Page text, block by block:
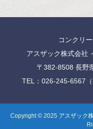
コンクリ
アスザック株式会社
〒382-8508 長野
TEL：026-245-6567
Copyright © 2025 アスザック